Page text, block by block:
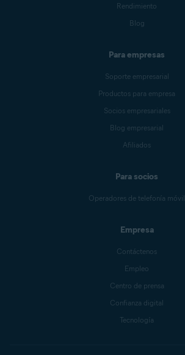
Rendimiento
Blog
Para empresas
Soporte empresarial
Productos para empresa
Socios empresariales
Blog empresarial
Afiliados
Para socios
Operadores de telefonía móvil
Empresa
Contáctenos
Empleo
Centro de prensa
Confianza digital
Tecnología